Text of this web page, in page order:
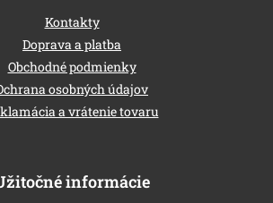
Kontakty
Doprava a platba
Obchodné podmienky
osobných údajov
a vrátenie tovaru
informácie